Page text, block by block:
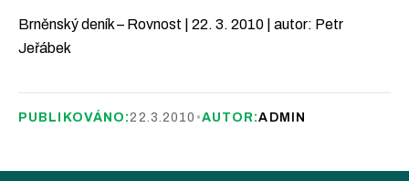
Brněnský deník – Rovnost | 22. 3. 2010 | autor: Petr
Jeřábek
PUBLIKOVÁNO:22.3.2010 •AUTOR:ADMIN